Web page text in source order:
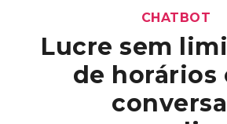
CHATBOT
Lucre sem
de horários